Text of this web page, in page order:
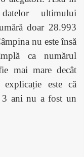
ultimului
doar 28.993
nu este însă
ca numărul
mai mare decât
este că
3 ani nu a fost un